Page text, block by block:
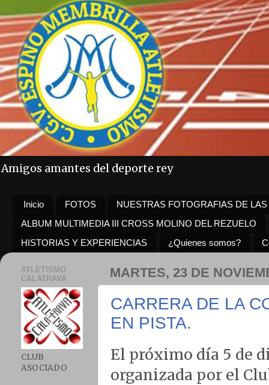
Amigos amantes del deporte rey
Inicio FOTOS
NUESTRAS FOTOGRAFIAS DE
ALBUM MULTIMEDIA III CROSS MOLINO DEL REZUELO
HISTORIAS Y EXPERIENCIAS
¿Quienes somos?
MARTES, 23 DE
CARRERA DE LA
EN PISTA.
El próximo día 5 de
organizada por el
ATLETISMO
CALATRAVA
CLUB
ASOCIADO